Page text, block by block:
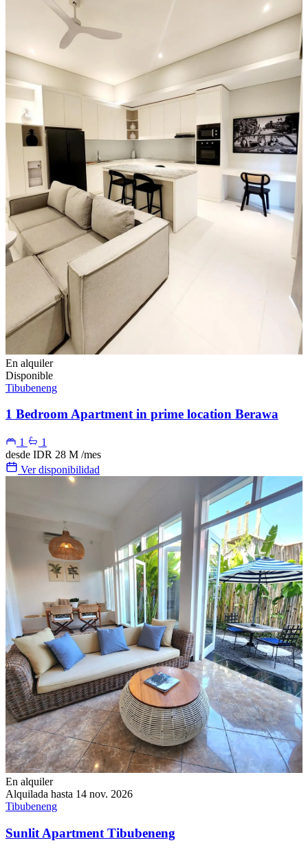
En alquiler
Disponible
Tibubeneng
1 Bedroom Apartment in prime location Berawa
1
1
desde IDR 28 M /mes
Ver disponibilidad
En alquiler
Alquilada hasta 14 nov. 2026
Tibubeneng
Sunlit Apartment Tibubeneng